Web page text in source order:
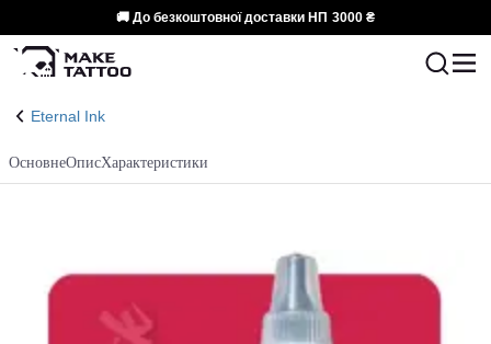
🚚 До безкоштовної доставки НП 3000 ₴
Eternal Ink
ОсновнеОписХарактеристики